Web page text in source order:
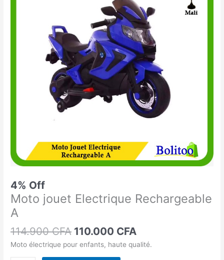
4% Off
Moto jouet Electrique Rechargeable
A
114.900CFA
114.900 CFA.
110.000 CFA
110.000 CFA.
Moto électrique pour enfants, haute qualité.